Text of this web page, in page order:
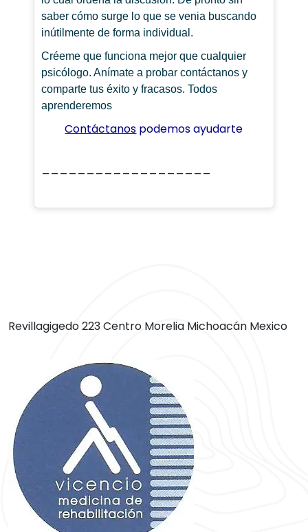
saber cómo surge lo que se venia buscando
inútilmente de forma individual.
Créeme que funciona mejor que cualquier
psicólogo. Anímate a probar contáctanos y
comparte tus éxito y fracasos. Todos
aprenderemos
Contáctanos podemos ayudarte
Revillagigedo 223 Centro Morelia Michoacán Mexico